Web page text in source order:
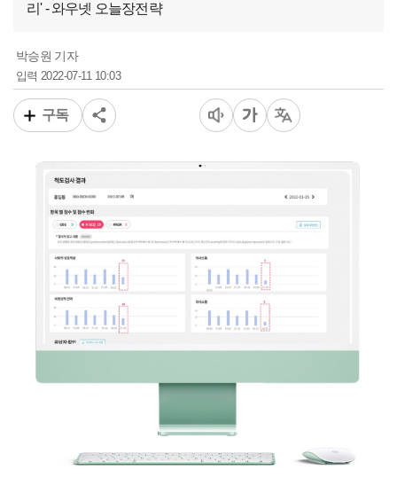
리' - 와우넷 오늘장전략
박승원 기자
입력2022-07-11 10:03
구독